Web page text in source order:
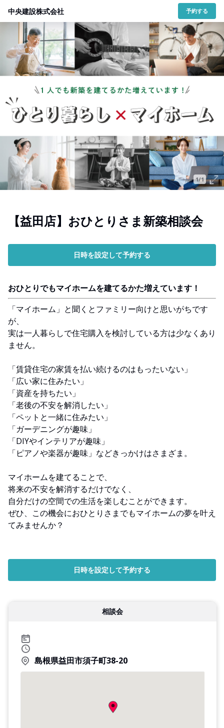
中央建設株式会社 予約する
1/1
【益田店】おひとりさま新築相談会
日時を設定して予約する
おひとりでもマイホームを建てるかた増えています！
「マイホーム」と聞くとファミリー向けと思いがちです
が、
実は一人暮らしで住宅購入を検討している方は少なくあり
ません。
「賃貸住宅の家賃を払い続けるのはもったいない」
「広い家に住みたい」
「資産を持ちたい」
「老後の不安を解消したい」
「ペットと一緒に住みたい」
「ガーデニングが趣味」
「DIYやインテリアが趣味」
「ピアノや楽器が趣味」などきっかけはさまざま。
マイホームを建てることで、
将来の不安を解消するだけでなく、
自分だけの空間での生活を楽しむことができます。
ぜひ、この機会におひとりさまでもマイホームの夢を叶え
てみませんか？
日時を設定して予約する
相談会
島根県益田市須子町38-20